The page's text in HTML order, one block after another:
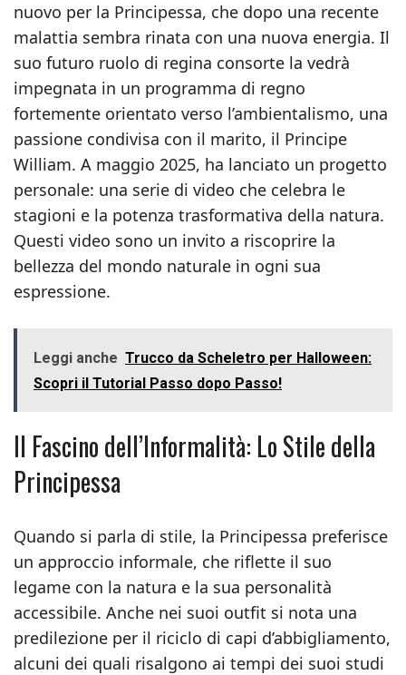
nuovo per la Principessa, che dopo una recente
malattia sembra rinata con una nuova energia. Il
suo futuro ruolo di regina consorte la vedrà
impegnata in un programma di regno
fortemente orientato verso l’ambientalismo, una
passione condivisa con il marito, il Principe
William. A maggio 2025, ha lanciato un progetto
personale: una serie di video che celebra le
stagioni e la potenza trasformativa della natura.
Questi video sono un invito a riscoprire la
bellezza del mondo naturale in ogni sua
espressione.
Leggi anche Trucco da Scheletro per Halloween:
Scopri il Tutorial Passo dopo Passo!
Il Fascino dell’Informalità: Lo Stile della
Principessa
Quando si parla di stile, la Principessa preferisce
un approccio informale, che riflette il suo
legame con la natura e la sua personalità
accessibile. Anche nei suoi outfit si nota una
predilezione per il riciclo di capi d’abbigliamento,
alcuni dei quali risalgono ai tempi dei suoi studi